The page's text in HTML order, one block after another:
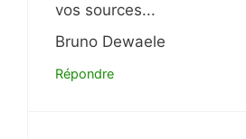
vos sources...
Bruno Dewaele
Répondre